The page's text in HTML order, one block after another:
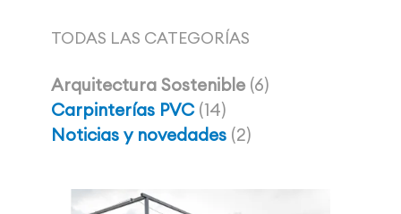
TODAS LAS CATEGORÍAS
Arquitectura Sostenible (6)
Carpinterías PVC (14)
Noticias y novedades (2)